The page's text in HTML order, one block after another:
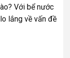
Với bể nước
lắng về vấn đề